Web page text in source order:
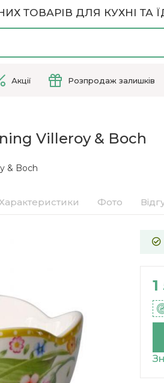
ТОВАРІВ ДЛЯ КУХНІ ТА
Акції Розпродаж залишків
Villeroy & Boch
& Boch
Фото